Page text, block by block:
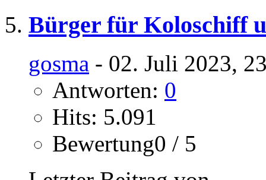
Bürger für Koloschiff
gosma - 02. Juli 2023,
Antworten: 0
Hits: 5.091
Bewertung0 / 5